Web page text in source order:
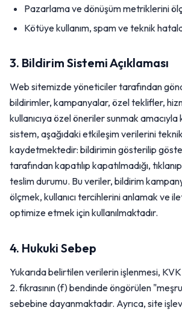
Pazarlama ve dönüşüm metriklerini
Kötüye kullanım, spam ve teknik
3. Bildirim Sistemi Açıklaması
Web sitemizde yöneticiler tarafından
bildirimler, kampanyalar, özel teklifler,
kullanıcıya özel öneriler sunmak amacıyla
sistem, aşağıdaki etkileşim verilerini
kaydetmektedir: bildirimin gösterilip
tarafından kapatılıp kapatılmadığı,
teslim durumu. Bu veriler, bildirim
ölçmek, kullanıcı tercihlerini anlamak ve
optimize etmek için kullanılmaktadır.
4. Hukuki Sebep
Yukarıda belirtilen verilerin işlenmesi,
2. fıkrasının (f) bendinde öngörülen
sebebine dayanmaktadır. Ayrıca, site